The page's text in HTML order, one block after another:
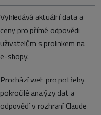
Vyhledává aktuální data a
ceny pro přímé odpovědi
uživatelům s prolinkem na
e-shopy.
Prochází web pro potřeby
pokročilé analýzy dat a
odpovědí v rozhraní Claude.